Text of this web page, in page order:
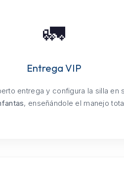
🚛
Entrega VIP
entrega y configura la silla en
, enseñándole el manejo